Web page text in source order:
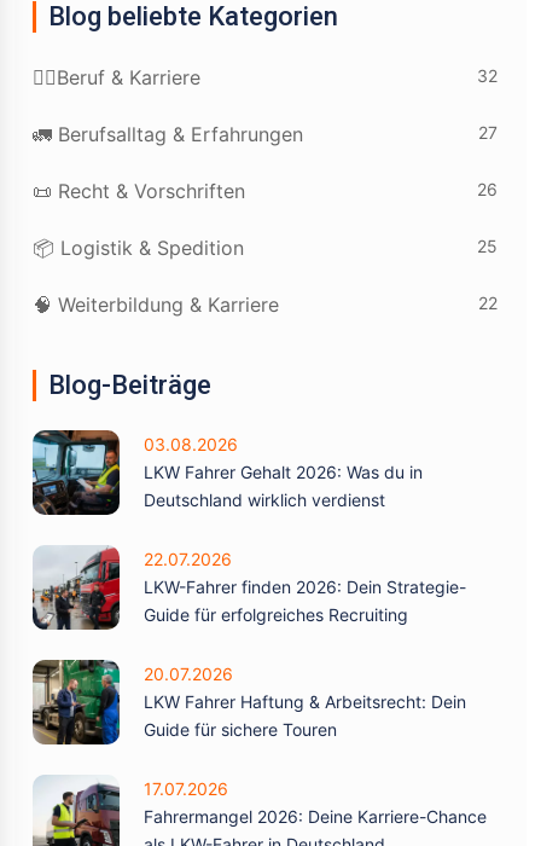
Blog beliebte Kategorien
👷‍♂️Beruf & Karriere 32
🚛 Berufsalltag & Erfahrungen 27
📜 Recht & Vorschriften 26
📦 Logistik & Spedition 25
🧠 Weiterbildung & Karriere 22
Blog-Beiträge
03.08.2026
LKW Fahrer Gehalt 2026: Was du in
Deutschland wirklich verdienst
22.07.2026
LKW-Fahrer finden 2026: Dein Strategie-
Guide für erfolgreiches Recruiting
20.07.2026
LKW Fahrer Haftung & Arbeitsrecht: Dein
Guide für sichere Touren
17.07.2026
Fahrermangel 2026: Deine Karriere-Chance